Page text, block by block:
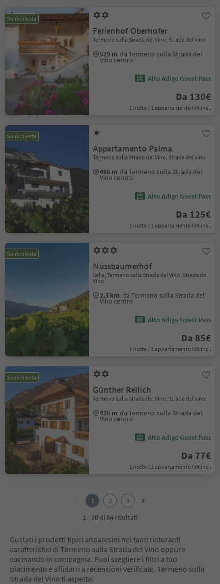
Su richiesta
Ferienhof Oberhofer
Termeno sulla Strada del Vino, Strada del Vino
529 m da Termeno sulla Strada del
Vino centro
Alto Adige Guest Pass
Da 130€
1 notte / 1 appartamento IVA incl.
Su richiesta
Appartamento Palma
Termeno sulla Strada del Vino, Strada del Vino
486 m da Termeno sulla Strada del
Vino centro
Alto Adige Guest Pass
Da 125€
1 notte / 1 appartamento IVA incl.
Su richiesta
Nussbaumerhof
Sella, Termeno sulla Strada del Vino, Strada del
Vino
2.3 km da Termeno sulla Strada del
Vino centro
Alto Adige Guest Pass
Da 85€
1 notte / 1 appartamento IVA incl.
Su richiesta
Günther Rellich
Termeno sulla Strada del Vino, Strada del Vino
415 m da Termeno sulla Strada del
Vino centro
Alto Adige Guest Pass
Da 77€
1 notte / 1 appartamento IVA incl.
1 2
3
1 - 30 di 84 risultati
Gustati i prodotti tipici altoatesini nei tanti ristoranti
caratteristici di Termeno sulla Strada del Vino oppure
cucinando in compagnia. Puoi scegliere i filtri a tuo
piacimento e affidarti a recensioni verificate. Termeno sulla
Strada del Vino ti aspetta!